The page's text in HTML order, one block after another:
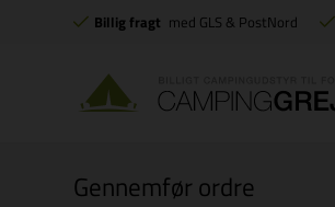
Billig fragt med GLS & PostNord
Gennemfør ordre